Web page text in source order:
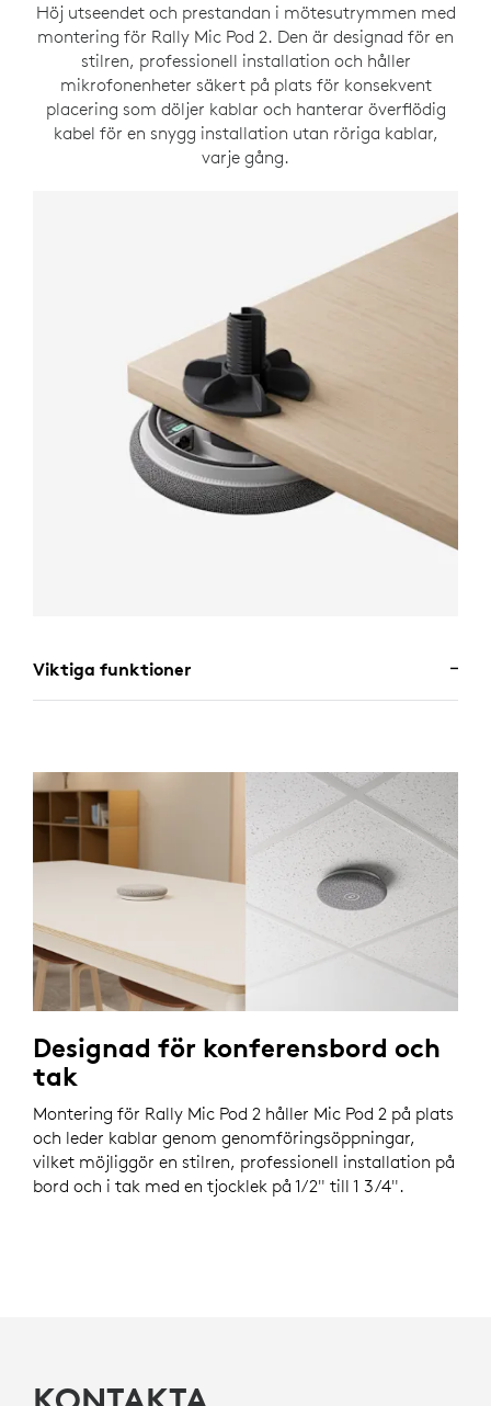
Höj utseendet och prestandan i mötesutrymmen med
montering för Rally Mic Pod 2. Den är designad för en
stilren, professionell installation och håller
mikrofonenheter säkert på plats för konsekvent
placering som döljer kablar och hanterar överflödig
kabel för en snygg installation utan röriga kablar,
varje gång.
Viktiga funktioner
Designad för konferensbord och
tak
Montering för Rally Mic Pod 2 håller Mic Pod 2 på plats
och leder kablar genom genomföringsöppningar,
vilket möjliggör en stilren, professionell installation på
bord och i tak med en tjocklek på 1/2" till 1 3/4".